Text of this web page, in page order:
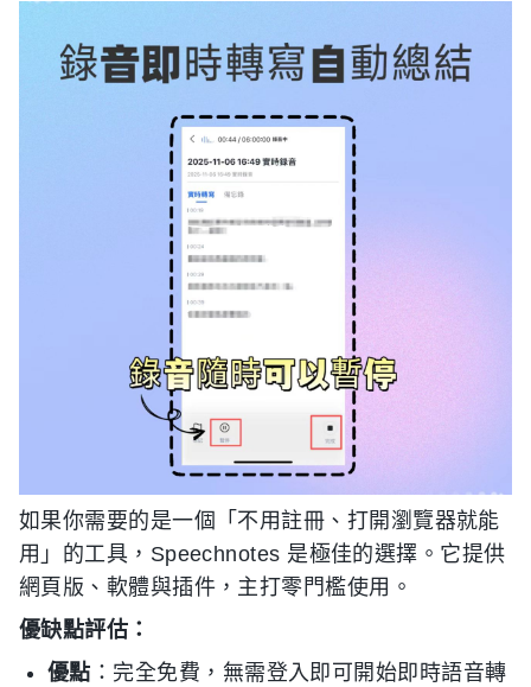
如果你需要的是一個「不用註冊、打開瀏覽器就能
用」的工具，Speechnotes 是極佳的選擇。它提供
網頁版、軟體與插件，主打零門檻使用。
優缺點評估：
優點 ：完全免費，無需登入即可開始即時語音轉